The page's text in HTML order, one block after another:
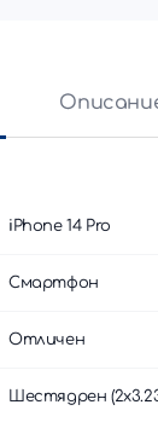
iPhone 14 Pro
Смартфон
Отличен
Шестядрен